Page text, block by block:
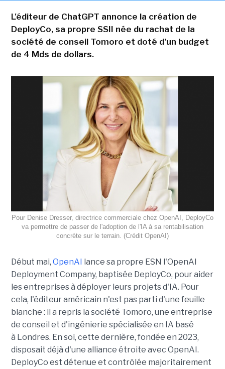
L'éditeur de ChatGPT annonce la création de
DeployCo, sa propre SSII née du rachat de la
société de conseil Tomoro et doté d'un budget
de 4 Mds de dollars.
Pour Denise Dresser, directrice commerciale chez OpenAI, DeployCo
va permettre de passer de l'adoption de l'IA à sa rentabilisation
concrète sur le terrain. (Crédit OpenAI)
Début mai, OpenAI lance sa propre ESN l'OpenAI
Deployment Company, baptisée DeployCo, pour aider
les entreprises à déployer leurs projets d'IA. Pour
cela, l'éditeur américain n'est pas parti d'une feuille
blanche : il a repris la société Tomoro, une entreprise
de conseil et d'ingénierie spécialisée en IA basé
à Londres. En soi, cette dernière, fondée en 2023,
disposait déjà d'une alliance étroite avec OpenAI.
DeployCo est détenue et contrôlée majoritairement